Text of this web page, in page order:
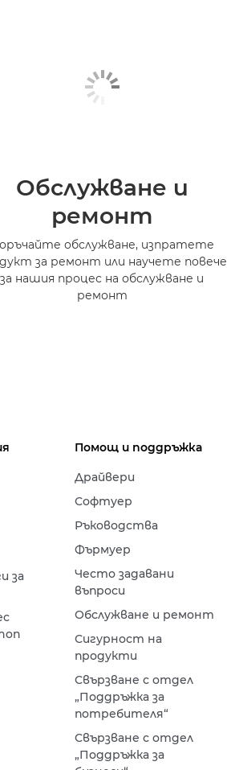
Обслужване и
ремонт
обслужване, изпратете
за ремонт или научете повече
за нашия процес на обслужване и
ремонт
за
Помощ и поддръжка
Драйвери
Софтуер
Ръководства
Фърмуер
Често задавани
въпроси
Обслужване и ремонт
Сигурност на
продукти
Свързване с отдел
„Поддръжка за
потребителя“
Свързване с отдел
„Поддръжка за